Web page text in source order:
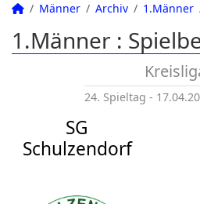
Männer Archiv 1.Männer
1.Männer :
24. Spieltag -
SG
Schulzendorf